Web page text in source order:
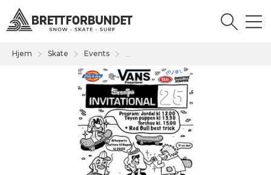
Hjem Skate Events